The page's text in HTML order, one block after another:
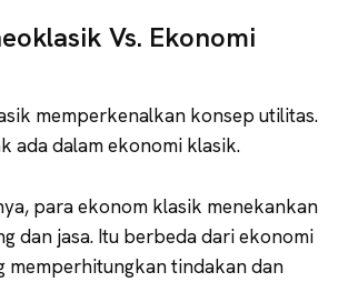
Vs. Ekonomi
memperkenalkan konsep utilitas.
ada dalam ekonomi klasik.
para ekonom klasik menekankan
dan jasa. Itu berbeda dari ekonomi
memperhitungkan tindakan dan